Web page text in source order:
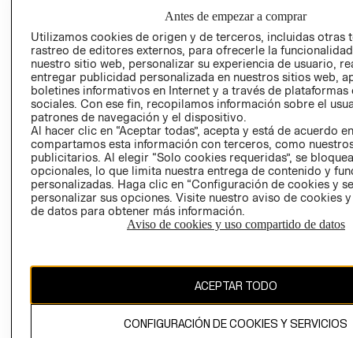
EMPRESARIAL
CONDICIONES
AVISO DE
PRIVACIDAD
GIFT CARD
AVISO DE
COOKIES
Uruguay ($U)
El contenido de esta página web está protegido por copyright y es
propiedad de H&M Hennes & Mauritz AB.
Antes de empezar a comprar
Utilizamos cookies de origen y de terceros, incluidas otras
rastreo de editores externos, para ofrecerle la
nuestro sitio web, personalizar su experiencia de usuario,
entregar publicidad personalizada en nuestros sitios web,
boletines informativos en Internet y a través de plataformas
sociales. Con ese fin, recopilamos información sobre el
patrones de navegación y el dispositivo.
Al hacer clic en “Aceptar todas”, acepta y está de acuerdo
compartamos esta información con terceros, como
publicitarios. Al elegir “Solo cookies requeridas”, se
opcionales, lo que limita nuestra entrega de contenido y
personalizadas. Haga clic en “Configuración de cookies y
personalizar sus opciones. Visite nuestro aviso de cookies
de datos para obtener más información.
Aviso de cookies y uso compartido de datos
ACEPTAR TODO
CONFIGURACIÓN DE COOKIES Y SERVICIOS